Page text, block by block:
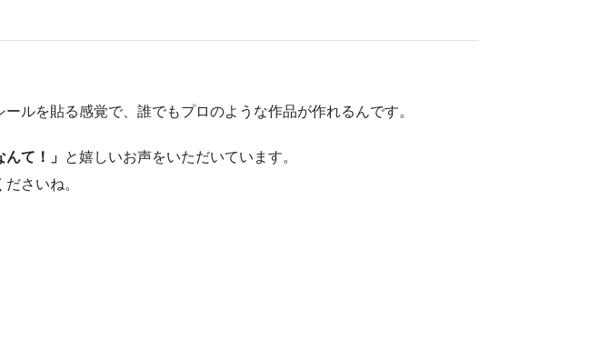
ルを貼る感覚で、誰でもプロのような作品が作れるんです。
て！」 と嬉しいお声をいただいています。
さいね。